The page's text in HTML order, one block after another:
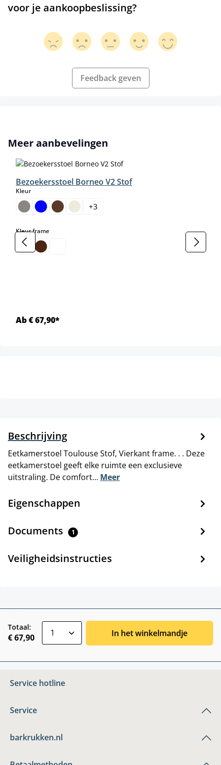
voor je aankoopbeslissing?
Feedback geven
Productgalerij overslaan
Meer aanbevelingen
Bezoekersstoel Borneo V2 Stof
Kleurselect
+3
Kleur frameselect
Ab € 67,90*
Beschrijving
Eetkamerstoel Toulouse Stof, Vierkant frame. . . Deze
eetkamerstoel geeft elke ruimte een exclusieve
uitstraling. De comfort… Meer
Eigenschappen
Documents 1
Veiligheidsinstructies
Totaal:
€ 67,90 In het winkelmandje
Service hotline
Service
barkrukken.nl